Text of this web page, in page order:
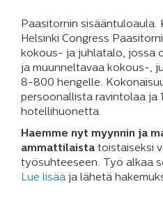
Paasitornin sisääntuloaula.
Helsinki Congress
kokous- ja juhlatalo, jossa
ja muunneltavaa kokous-,
8-800 hengelle.
persoonallista ravintolaa ja
hotellihuonetta.
Haemme nyt myynnin ja
ammattilaista toistaiseksi
työsuhteeseen. Työ alkaa
Lue lisää ja lähetä